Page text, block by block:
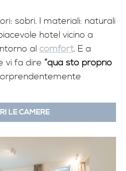
sobri. I materiali: naturali
hotel vicino a
al comfort. E a
vi fa dire “qua sto proprio
LE CAMERE